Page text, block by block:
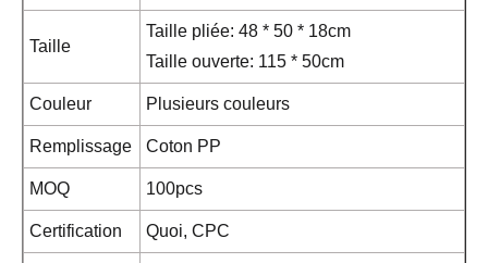
Taille
Taille pliée: 48 * 50 * 18cm
Taille ouverte: 115 * 50cm
Couleur Plusieurs couleurs
Remplissage Coton PP
MOQ 100pcs
Certification Quoi, CPC